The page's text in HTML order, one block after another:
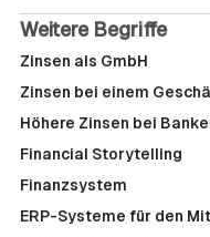
Weitere Begriffe
Zinsen als GmbH
Zinsen bei einem
Höhere Zinsen bei
Financial Storytelling
Finanzsystem
ERP-Systeme für den